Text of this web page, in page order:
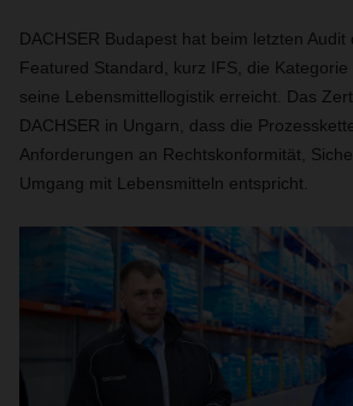
DACHSER Budapest hat beim letzten
Featured Standard, kurz IFS, die Kategorie
seine Lebensmittellogistik erreicht. Das
DACHSER in Ungarn, dass die
Anforderungen an Rechtskonformität,
Umgang mit Lebensmitteln entspricht.